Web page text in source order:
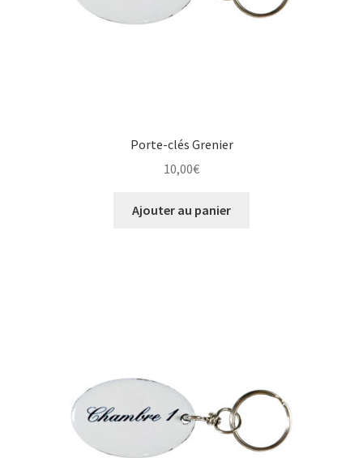
Porte-clés Grenier
10,00€
Ajouter au panier